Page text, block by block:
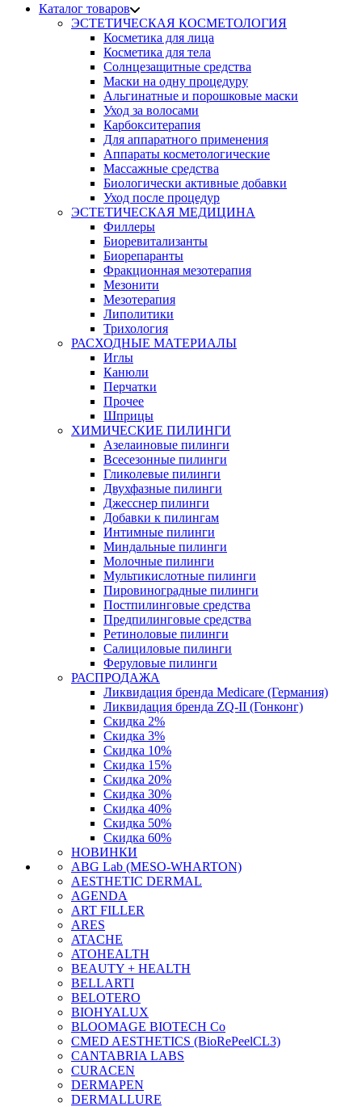
Каталог товаров
ЭСТЕТИЧЕСКАЯ КОСМЕТОЛОГИЯ
Косметика для лица
Косметика для тела
Солнцезащитные средства
Маски на одну процедуру
Альгинатные и порошковые маски
Уход за волосами
Карбокситерапия
Для аппаратного применения
Аппараты косметологические
Массажные средства
Биологически активные добавки
Уход после процедур
ЭСТЕТИЧЕСКАЯ МЕДИЦИНА
Филлеры
Биоревитализанты
Биорепаранты
Фракционная мезотерапия
Мезонити
Мезотерапия
Липолитики
Трихология
РАСХОДНЫЕ МАТЕРИАЛЫ
Иглы
Канюли
Перчатки
Прочее
Шприцы
ХИМИЧЕСКИЕ ПИЛИНГИ
Азелаиновые пилинги
Всесезонные пилинги
Гликолевые пилинги
Двухфазные пилинги
Джесснер пилинги
Добавки к пилингам
Интимные пилинги
Миндальные пилинги
Молочные пилинги
Мультикислотные пилинги
Пировиноградные пилинги
Постпилинговые средства
Предпилинговые средства
Ретиноловые пилинги
Салициловые пилинги
Феруловые пилинги
РАСПРОДАЖА
Ликвидация бренда Medicare (Германия)
Ликвидация бренда ZQ-II (Гонконг)
Скидка 2%
Скидка 3%
Скидка 10%
Скидка 15%
Скидка 20%
Скидка 30%
Скидка 40%
Скидка 50%
Скидка 60%
НОВИНКИ
ABG Lab (MESO-WHARTON)
AESTHETIC DERMAL
AGENDA
ART FILLER
ARES
ATACHE
ATOHEALTH
BEAUTY + HEALTH
BELLARTI
BELOTERO
BIOHYALUX
BLOOMAGE BIOTECH Co
CMED AESTHETICS (BioRePeelCL3)
CANTABRIA LABS
CURACEN
DERMAPEN
DERMALLURE